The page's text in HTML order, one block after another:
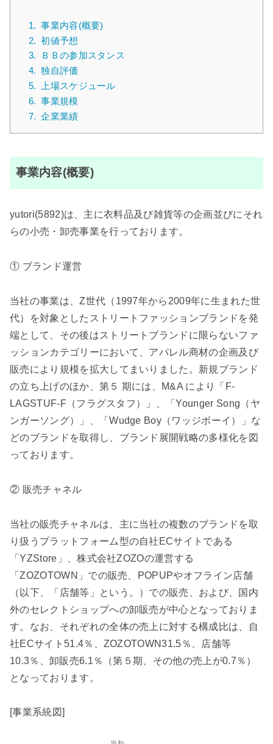
1. 事業内容(概要)
2. 初値予想
3.
ＢＢの参加スタンス
4. 独自評価
5.
上場スケジュール
6. 事業規模
7. 企業業績
事業内容(概要)
yutori(5892)は、主に衣料品及び雑貨等の企画並びにそれ
らの小売・卸売事業を行っております。
① ブランド運営
当社の事業は、Z世代（1997年から2009年に生まれた世
代）を対象としたストリートファッションブランドを発
端として、その後はストリートブランドに限らないファ
ッションカテゴリーにおいて、アパレル商材の企画及び
販売により規模を拡大してまいりました。新規ブランド
の立ち上げのほか、第５ 期には、M&A により「F-
LAGSTUF-F（フラグスタフ）」、「Younger Song（ヤ
ンガーソング）」、「Wudge Boy（ワッジボーイ）」な
どのブランドを取得し、ブランド展開戦略の多様化を図
っております。
② 販売チャネル
当社の販売チャネルは、主に当社の複数のブランドを取
り扱うプラットフォーム型の自社ECサイトである
「YZStore」、株式会社ZOZOの運営する
「ZOZOTOWN」での販売、POPUPやオフライン店舗
（以下、「店舗等」という。）での販売、および、国内
外のセレクトショップへの卸販売が中心となっておりま
す。なお、それぞれの全体の売上に対する構成比は、自
社ECサイト51.4％、ZOZOTOWN31.5％、店舗等
10.3％、卸販売6.1％（第５期、その他の売上が0.7％）
となっております。
[事業系統図]